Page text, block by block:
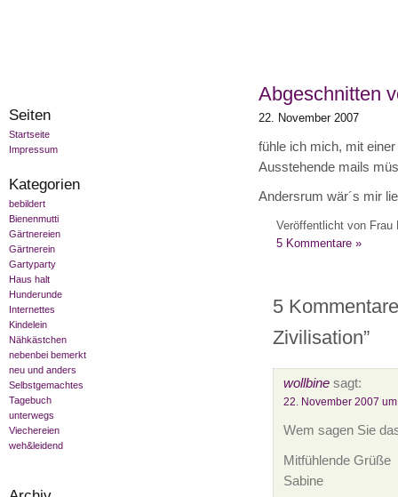
Seiten
Startseite
Impressum
Kategorien
bebildert
Bienenmutti
Gärtnereien
Gärtnerein
Gartyparty
Haus halt
Hunderunde
Internettes
Kindelein
Nähkästchen
nebenbei bemerkt
neu und anders
Selbstgemachtes
Tagebuch
unterwegs
Viechereien
weh&leidend
Abgeschnitten
22. November 2007
fühle ich mich, mit
Ausstehende mails
Andersrum wär´s mir
Veröffentlicht von Frau
5 Kommentare »
5
Zivilisation”
wollbinesagt:
22. November 2007
Wem sagen Sie
Mitfühlende Grüße
Sabine